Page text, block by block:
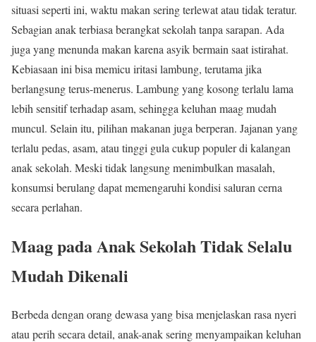
situasi seperti ini, waktu makan sering terlewat atau tidak teratur.
Sebagian anak terbiasa berangkat sekolah tanpa sarapan. Ada
juga yang menunda makan karena asyik bermain saat istirahat.
Kebiasaan ini bisa memicu iritasi lambung, terutama jika
berlangsung terus-menerus. Lambung yang kosong terlalu lama
lebih sensitif terhadap asam, sehingga keluhan maag mudah
muncul. Selain itu, pilihan makanan juga berperan. Jajanan yang
terlalu pedas, asam, atau tinggi gula cukup populer di kalangan
anak sekolah. Meski tidak langsung menimbulkan masalah,
konsumsi berulang dapat memengaruhi kondisi saluran cerna
secara perlahan.
Maag pada Anak Sekolah Tidak Selalu
Mudah Dikenali
Berbeda dengan orang dewasa yang bisa menjelaskan rasa nyeri
atau perih secara detail, anak-anak sering menyampaikan keluhan